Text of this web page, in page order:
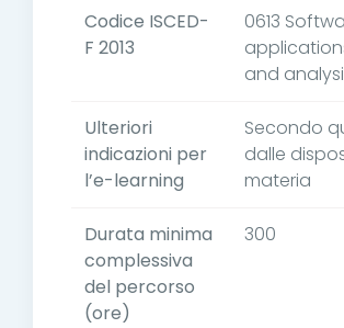
Codice ISCED-
F 2013
0613
and
Ulteriori
indicazioni per
l’e-learning
Secondo
dalle
materia
Durata minima
complessiva
del percorso
(ore)
300